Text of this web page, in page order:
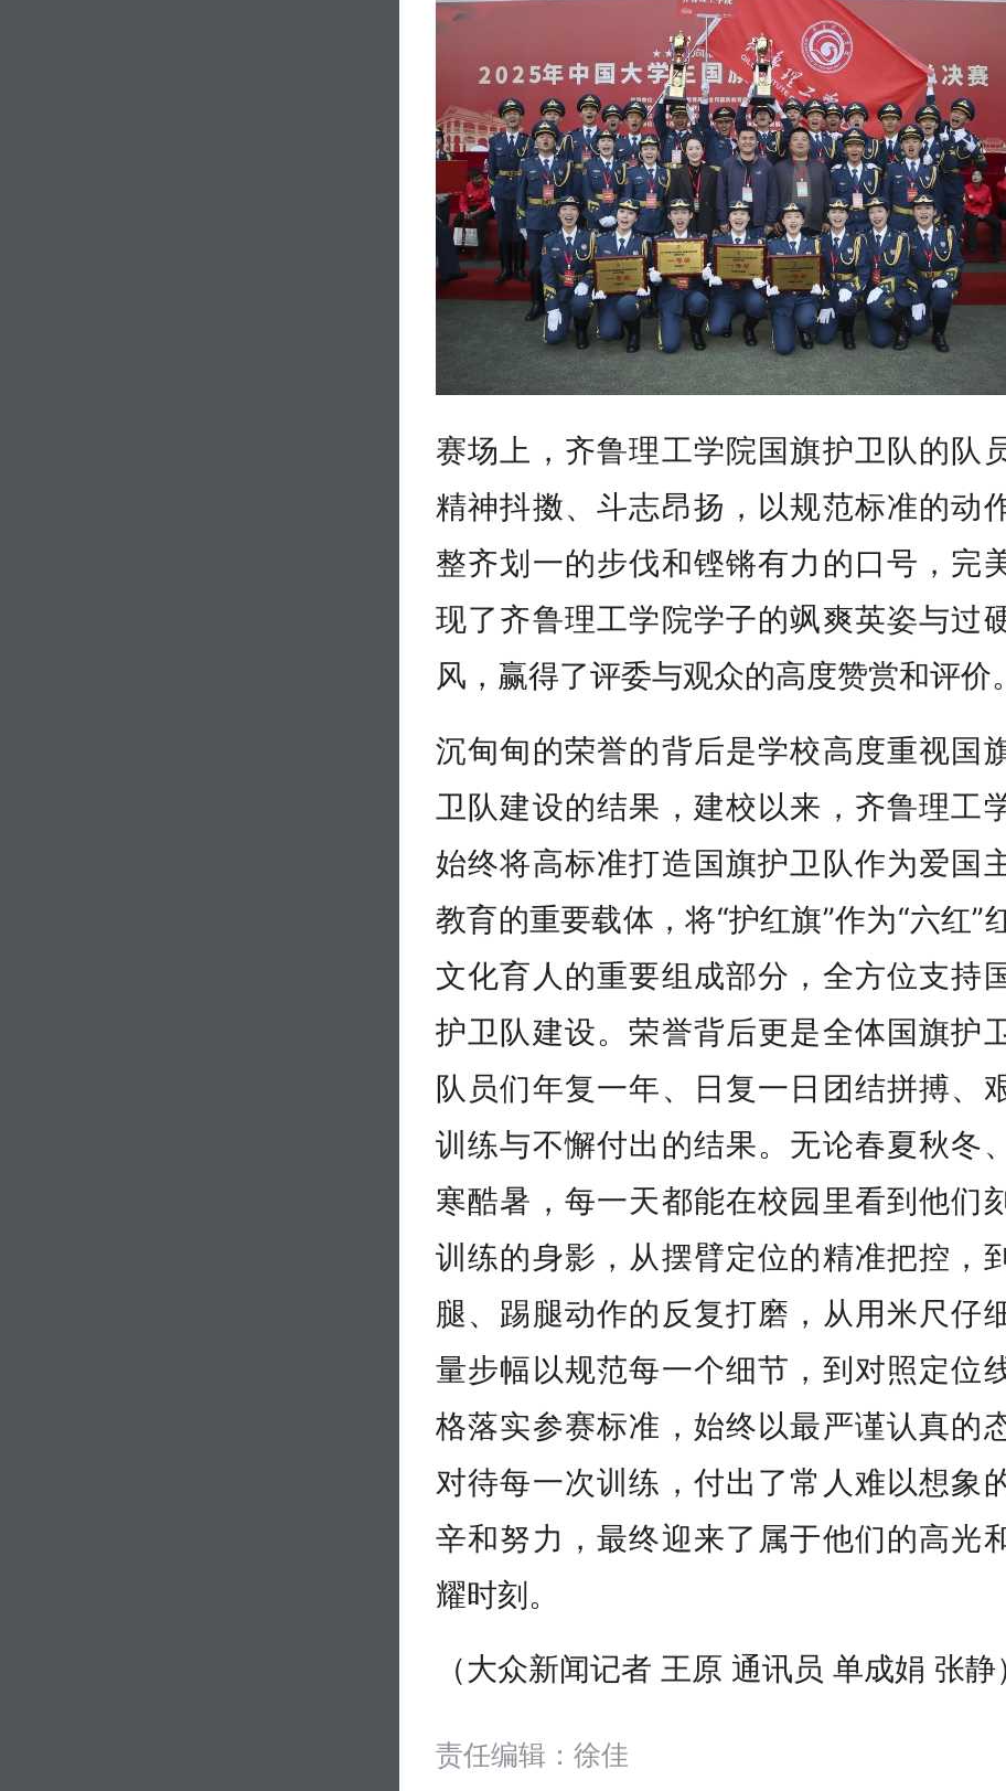
赛场上，齐鲁理工学院国旗护卫队的队
精神抖擞、斗志昂扬，以规范标准的动作
整齐划一的步伐和铿锵有力的口号，完
现了齐鲁理工学院学子的飒爽英姿与过
风，赢得了评委与观众的高度赞赏和评价。
沉甸甸的荣誉的背后是学校高度重视国
卫队建设的结果，建校以来，齐鲁理工
始终将高标准打造国旗护卫队作为爱国
教育的重要载体，将“护红旗”作为“六红”
文化育人的重要组成部分，全方位支持
护卫队建设。荣誉背后更是全体国旗护
队员们年复一年、日复一日团结拼搏、
训练与不懈付出的结果。无论春夏秋冬
寒酷暑，每一天都能在校园里看到他们
训练的身影，从摆臂定位的精准把控，
腿、踢腿动作的反复打磨，从用米尺仔
量步幅以规范每一个细节，到对照定位
格落实参赛标准，始终以最严谨认真的
对待每一次训练，付出了常人难以想象
辛和努力，最终迎来了属于他们的高光
耀时刻。
（大众新闻记者 王原 通讯员 单成娟 张静
责任编辑：徐佳